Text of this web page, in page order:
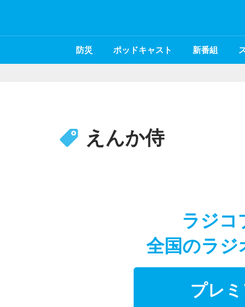
防災 ポッドキャスト 新番組
えんか侍
ラジコ
全国のラジ
プレ